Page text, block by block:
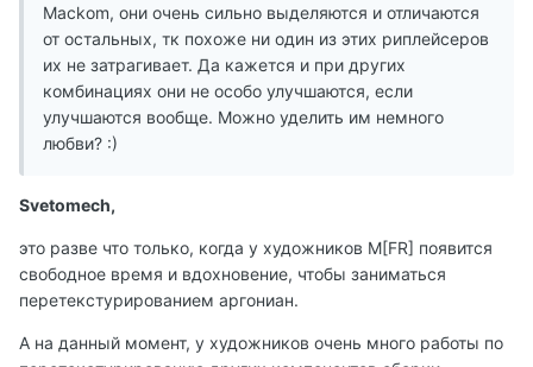
Mackom, они очень сильно выделяются и отличаются
от остальных, тк похоже ни один из этих риплейсеров
их не затрагивает. Да кажется и при других
комбинациях они не особо улучшаются, если
улучшаются вообще. Можно уделить им немного
любви? :)
Svetomech,
это разве что только, когда у художников M[FR] появится
свободное время и вдохновение, чтобы заниматься
перетекстурированием аргониан.
А на данный момент, у художников очень много работы по